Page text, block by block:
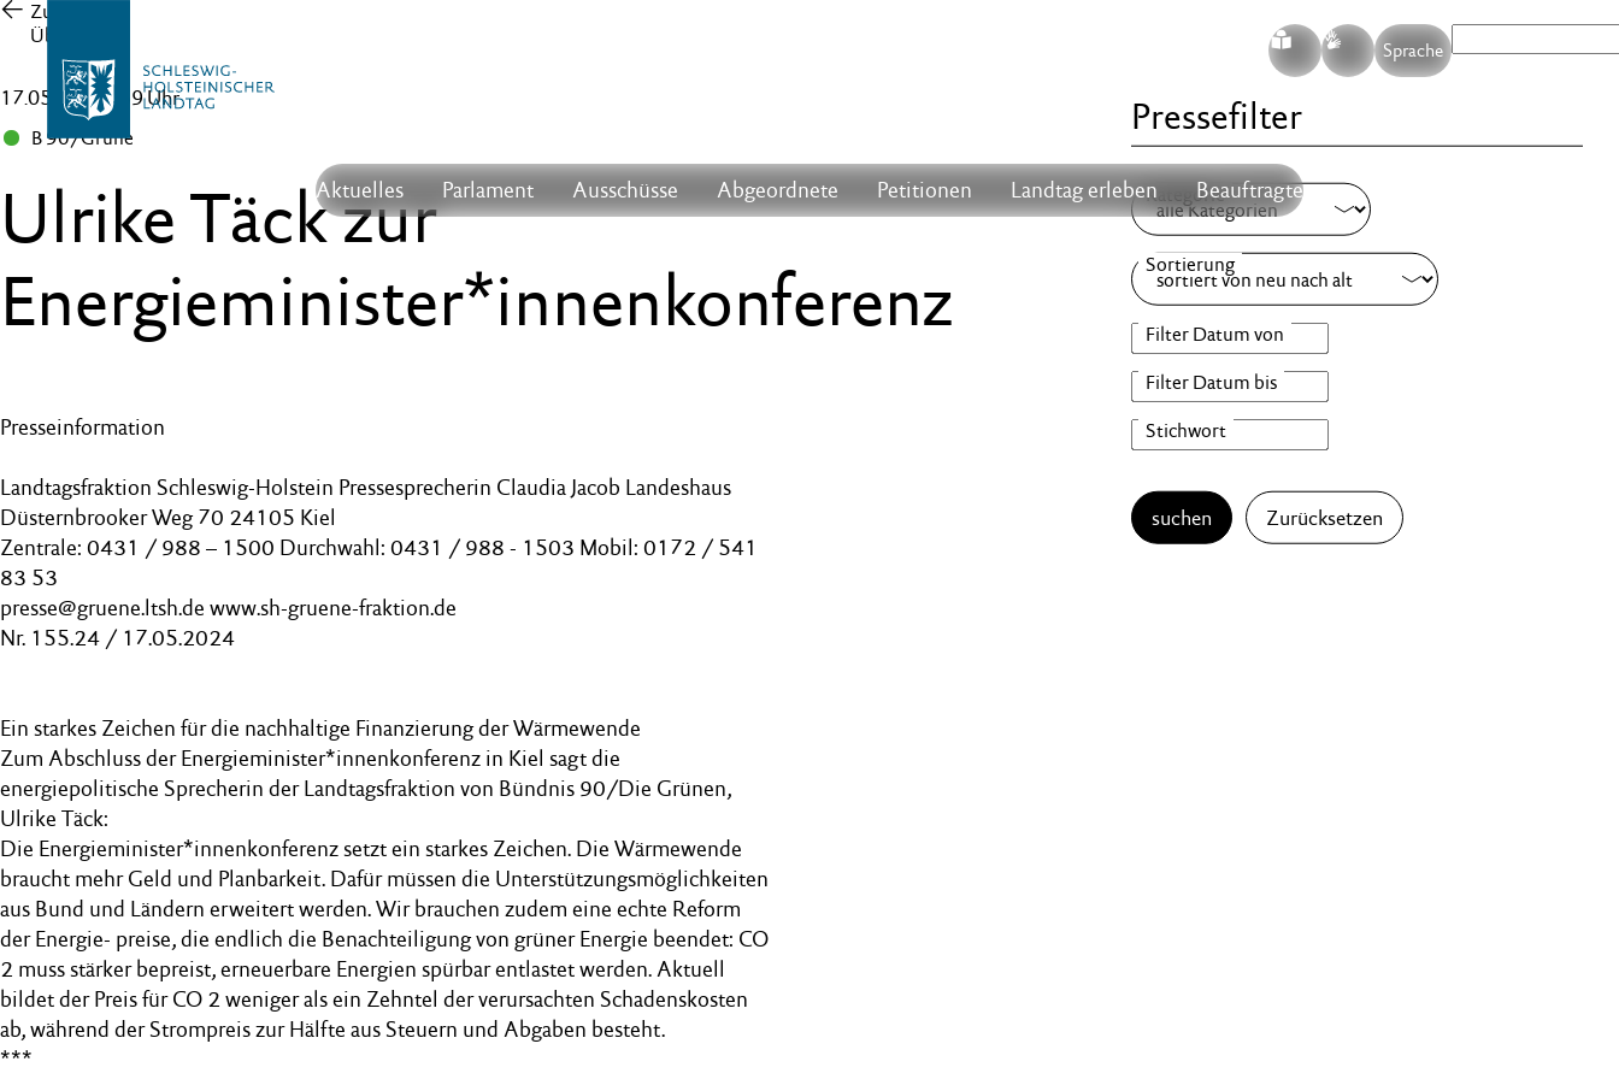
S G Sprache
Aktuelles Parlament Ausschüsse Abgeordnete Petitionen Landtag erleben Beauftragte
Zur
Übersicht
17.05.24 , 15:59 Uhr
B 90/Grüne
Ulrike Täck zur
Energieminister*innenkonferenz
Presseinformation
Landtagsfraktion Schleswig-Holstein Pressesprecherin Claudia Jacob Landeshaus
Düsternbrooker Weg 70 24105 Kiel
Zentrale: 0431 / 988 – 1500 Durchwahl: 0431 / 988 - 1503 Mobil: 0172 / 541
83 53
presse@gruene.ltsh.de www.sh-gruene-fraktion.de
Nr. 155.24 / 17.05.2024
Ein starkes Zeichen für die nachhaltige Finanzierung der Wärmewende
Zum Abschluss der Energieminister*innenkonferenz in Kiel sagt die
energiepolitische Sprecherin der Landtagsfraktion von Bündnis 90/Die Grünen,
Ulrike Täck:
Die Energieminister*innenkonferenz setzt ein starkes Zeichen. Die Wärmewende
braucht mehr Geld und Planbarkeit. Dafür müssen die Unterstützungsmöglichkeiten
aus Bund und Ländern erweitert werden. Wir brauchen zudem eine echte Reform
der Energie- preise, die endlich die Benachteiligung von grüner Energie beendet: CO
2 muss stärker bepreist, erneuerbare Energien spürbar entlastet werden. Aktuell
bildet der Preis für CO 2 weniger als ein Zehntel der verursachten Schadenskosten
ab, während der Strompreis zur Hälfte aus Steuern und Abgaben besteht.
***
Pressefilter
suchen Zurücksetzen